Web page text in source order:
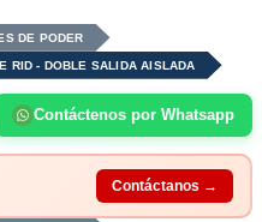
DE PODER
RID - DOBLE SALIDA AISLADA
Contáctenos por Whatsapp
Contáctanos →